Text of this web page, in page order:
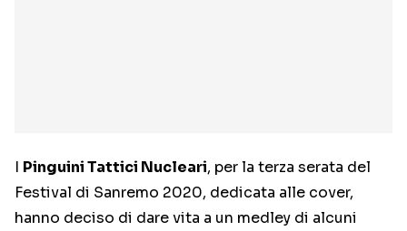
I Pinguini Tattici Nucleari, per la terza serata del
Festival di Sanremo 2020, dedicata alle cover,
hanno deciso di dare vita a un medley di alcuni